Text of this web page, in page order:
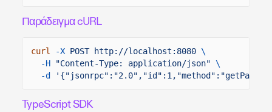
Παράδειγμα cURL
curl -X POST http://localhost:8080 \
-H
"Content-Type: application/json" \
-d
TypeScript SDK